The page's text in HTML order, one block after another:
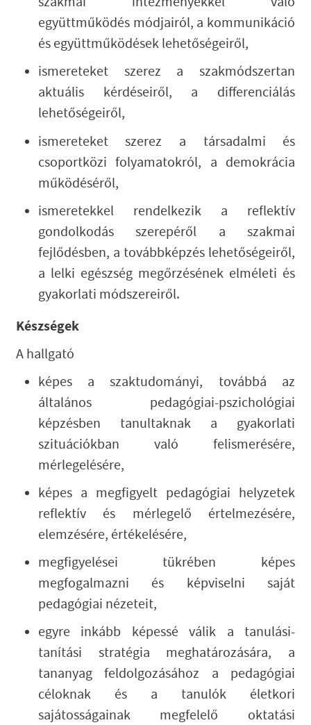
együttműködés módjairól, a kommunikáció
és együttműködések lehetőségeiről,
ismereteket szerez a szakmódszertan
aktuális kérdéseiről, a differenciálás
lehetőségeiről,
ismereteket szerez a társadalmi és
csoportközi folyamatokról, a demokrácia
működéséről,
ismeretekkel rendelkezik a reflektív
gondolkodás szerepéről a szakmai
fejlődésben, a továbbképzés lehetőségeiről,
a lelki egészség megőrzésének elméleti és
gyakorlati módszereiről.
Készségek
A hallgató
képes a szaktudományi, továbbá az
általános pedagógiai-pszichológiai
képzésben tanultaknak a gyakorlati
szituációkban való felismerésére,
mérlegelésére,
képes a megfigyelt pedagógiai helyzetek
reflektív és mérlegelő értelmezésére,
elemzésére, értékelésére,
megfigyelései tükrében képes
megfogalmazni és képviselni saját
pedagógiai nézeteit,
egyre inkább képessé válik a tanulási-
tanítási stratégia meghatározására, a
tananyag feldolgozásához a pedagógiai
céloknak és a tanulók életkori
sajátosságainak megfelelő oktatási